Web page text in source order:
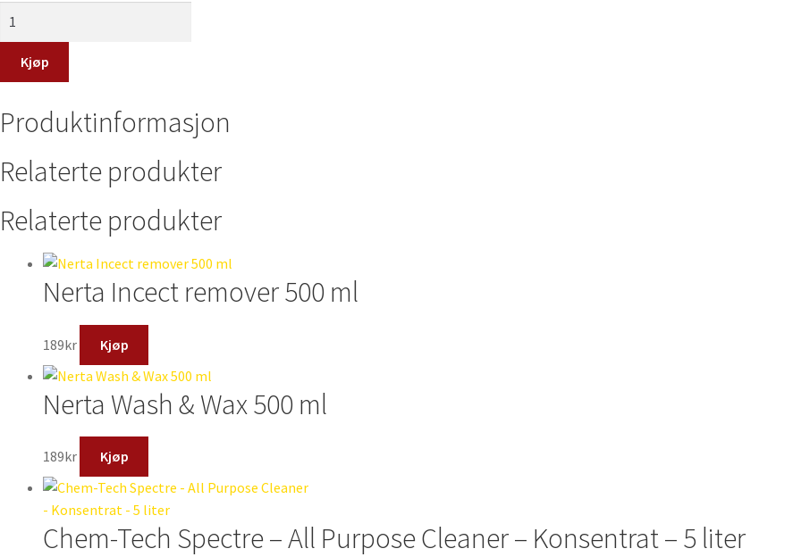
Rex
Skumforvask
Hyperkonsentrat
5
liter
Kjøp
Produktinformasjon
Relaterte produkter
Relaterte produkter
Nerta Incect remover 500 ml
189kr Kjøp
Nerta Wash & Wax 500 ml
189kr Kjøp
Chem-Tech Spectre – All Purpose Cleaner – Konsentrat – 5 liter